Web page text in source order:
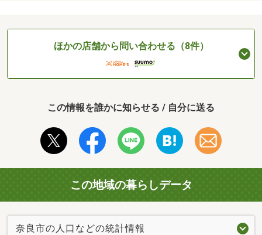
ほかの店舗から問い合わせる（8件）
この情報を誰かに知らせる / 自分に送る
この地域の暮らしデータ
奈良市の人口などの統計情報